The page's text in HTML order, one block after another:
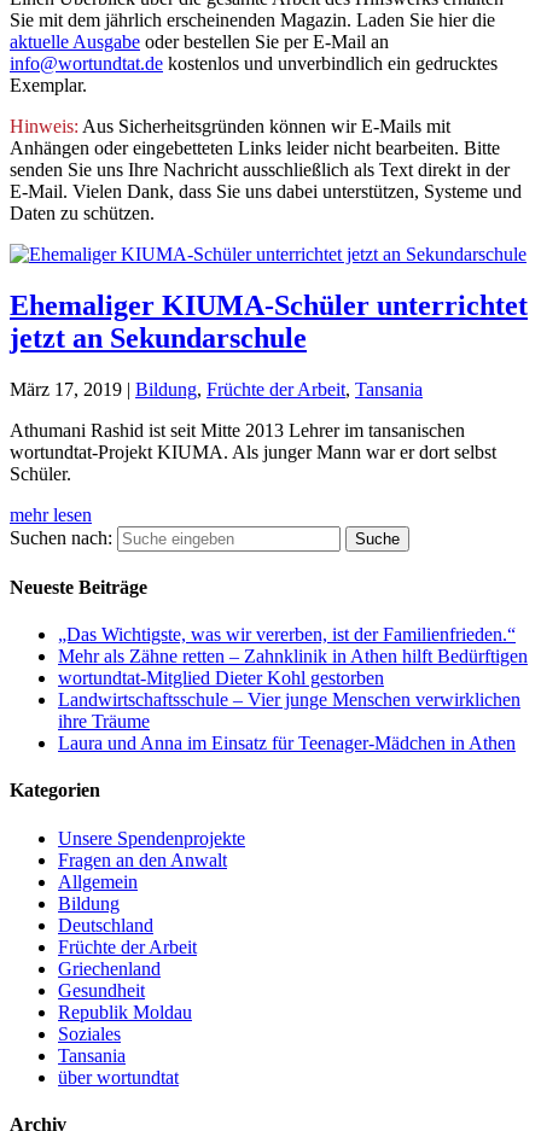
Sie mit dem jährlich erscheinenden Magazin. Laden Sie hier die
aktuelle Ausgabe oder bestellen Sie per E-Mail an
info@wortundtat.de kostenlos und unverbindlich ein gedrucktes
Exemplar.
Hinweis: Aus Sicherheitsgründen können wir E-Mails mit
Anhängen oder eingebetteten Links leider nicht bearbeiten. Bitte
senden Sie uns Ihre Nachricht ausschließlich als Text direkt in der
E-Mail. Vielen Dank, dass Sie uns dabei unterstützen, Systeme und
Daten zu schützen.
Ehemaliger KIUMA-Schüler unterrichtet
jetzt an Sekundarschule
März 17, 2019 | Bildung, Früchte der Arbeit, Tansania
Athumani Rashid ist seit Mitte 2013 Lehrer im tansanischen
wortundtat-Projekt KIUMA. Als junger Mann war er dort selbst
Schüler.
mehr lesen
Suchen nach:
Neueste Beiträge
„Das Wichtigste, was wir vererben, ist der Familienfrieden.“
Mehr als Zähne retten – Zahnklinik in Athen hilft Bedürftigen
wortundtat-Mitglied Dieter Kohl gestorben
Landwirtschaftsschule – Vier junge Menschen verwirklichen
ihre Träume
Laura und Anna im Einsatz für Teenager-Mädchen in Athen
Kategorien
Unsere Spendenprojekte
Fragen an den Anwalt
Allgemein
Bildung
Deutschland
Früchte der Arbeit
Griechenland
Gesundheit
Republik Moldau
Soziales
Tansania
über wortundtat
Archiv